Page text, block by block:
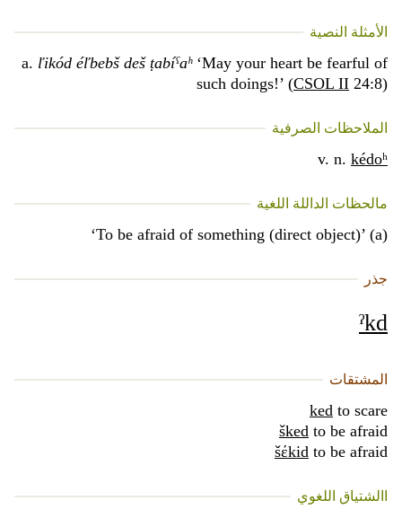
الأمثلة النصية
a. ľikód éľbebš deš ṭabíˁaʰ‘May your heart be fearful of
such doings!’ (CSOL II 24:8)
الملاحظات الصرفية
v. n. kédoʰ
مالحظات الداللة اللغية
‘To be afraid of something (direct object)’ (a)
جذر
ˀkd
المشتقات
ked to scare
šked to be afraid
šέkid to be afraid
االشتياق اللغوي